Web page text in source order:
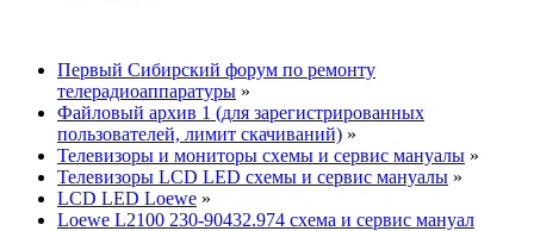
Первый Сибирский форум по ремонту
телерадиоаппаратуры »
Файловый архив 1 (для зарегистрированных
пользователей, лимит скачиваний) »
Телевизоры и мониторы схемы и сервис мануалы »
Телевизоры LCD LED схемы и сервис мануалы »
LCD LED Loewe »
Loewe L2100 230-90432.974 схема и сервис мануал